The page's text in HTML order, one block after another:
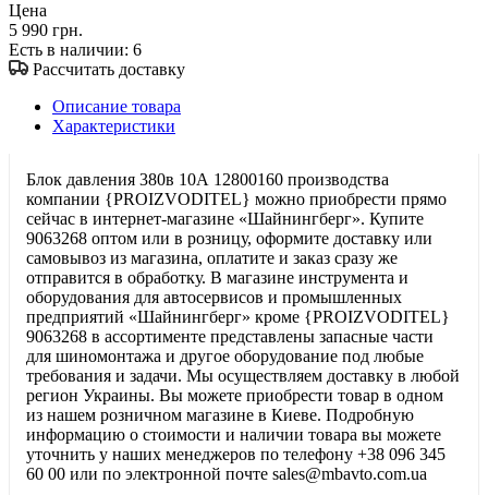
Цена
5 990 грн.
Есть в наличии: 6
Рассчитать доставку
Описание товара
Характеристики
Блок давления 380в 10А 12800160 производства
компании {PROIZVODITEL} можно приобрести прямо
сейчас в интернет-магазине «Шайнингберг». Купите
9063268 оптом или в розницу, оформите доставку или
самовывоз из магазина, оплатите и заказ сразу же
отправится в обработку. В магазине инструмента и
оборудования для автосервисов и промышленных
предприятий «Шайнингберг» кроме {PROIZVODITEL}
9063268 в ассортименте представлены запасные части
для шиномонтажа и другое оборудование под любые
требования и задачи. Мы осуществляем доставку в любой
регион Украины. Вы можете приобрести товар в одном
из нашем розничном магазине в Киеве. Подробную
информацию о стоимости и наличии товара вы можете
уточнить у наших менеджеров по телефону +38 096 345
60 00 или по электронной почте sales@mbavto.com.ua